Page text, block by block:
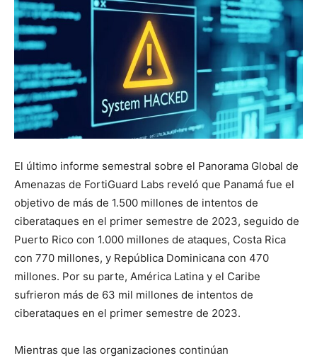
El último informe semestral sobre el Panorama Global de
Amenazas de FortiGuard Labs reveló que Panamá fue el
objetivo de más de 1.500 millones de intentos de
ciberataques en el primer semestre de 2023, seguido de
Puerto Rico con 1.000 millones de ataques, Costa Rica
con 770 millones, y República Dominicana con 470
millones. Por su parte, América Latina y el Caribe
sufrieron más de 63 mil millones de intentos de
ciberataques en el primer semestre de 2023.
Mientras que las organizaciones continúan